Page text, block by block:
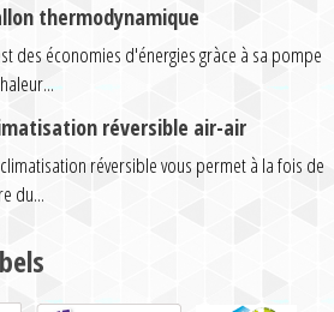
thermodynamique
des économies d'énergies gràce à sa pompe
réversible air-air
réversible vous permet à la fois de
du...